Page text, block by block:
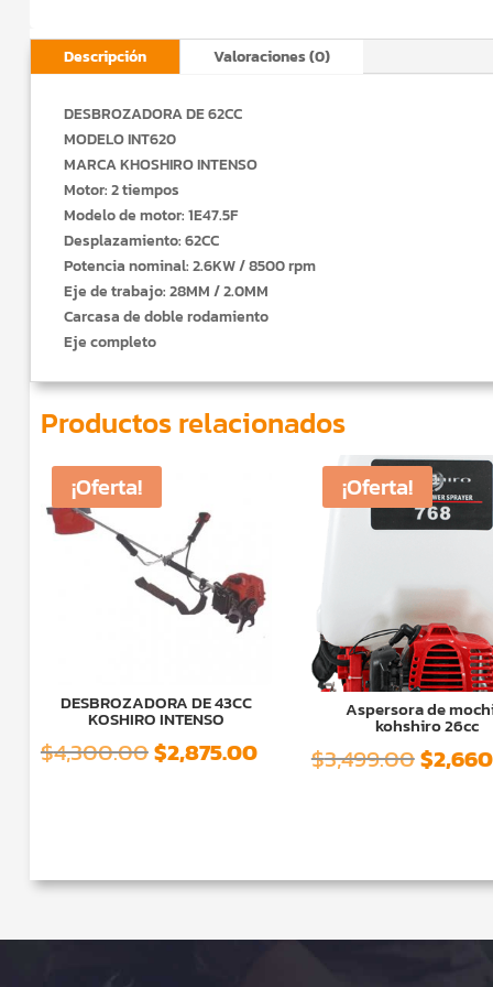
Descripción Valoraciones (0)
DESBROZADORA DE 62CC
MODELO INT620
MARCA KHOSHIRO INTENSO
Motor: 2 tiempos
Modelo de motor: 1E47.5F
Desplazamiento: 62CC
Potencia nominal: 2.6KW / 8500 rpm
Eje de trabajo: 28MM / 2.0MM
Carcasa de doble rodamiento
Eje completo
Productos relacionados
¡Oferta!
DESBROZADORA DE 43CC
KOSHIRO INTENSO
$4,300.00El
$4,300.00.
$2,875.00El
$2,875.00.
¡Oferta!
Aspersora de
kohshiro 26cc
$3,499.00El
$